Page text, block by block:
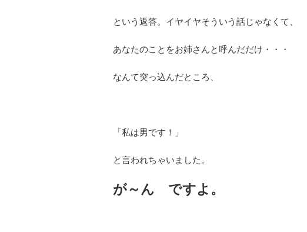
という返答。イヤイヤそういう話じゃなくて、
あなたのことをお姉さんと呼んだだけ・・・
なんて突っ込んだところ、
「私は男です！」
と言われちゃいました。
が～ん ですよ。